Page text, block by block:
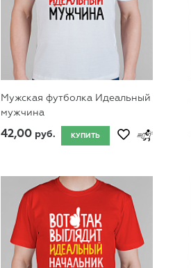
Мужская футболка Идеальный
мужчина
КУПИТЬ
42,00 руб.